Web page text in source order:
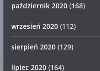
październik 2020(168)
wrzesień 2020(112)
sierpień 2020(129)
lipiec 2020(164)